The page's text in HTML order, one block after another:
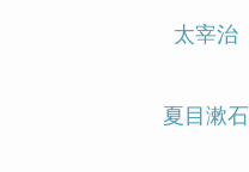
太宰治
夏目漱石